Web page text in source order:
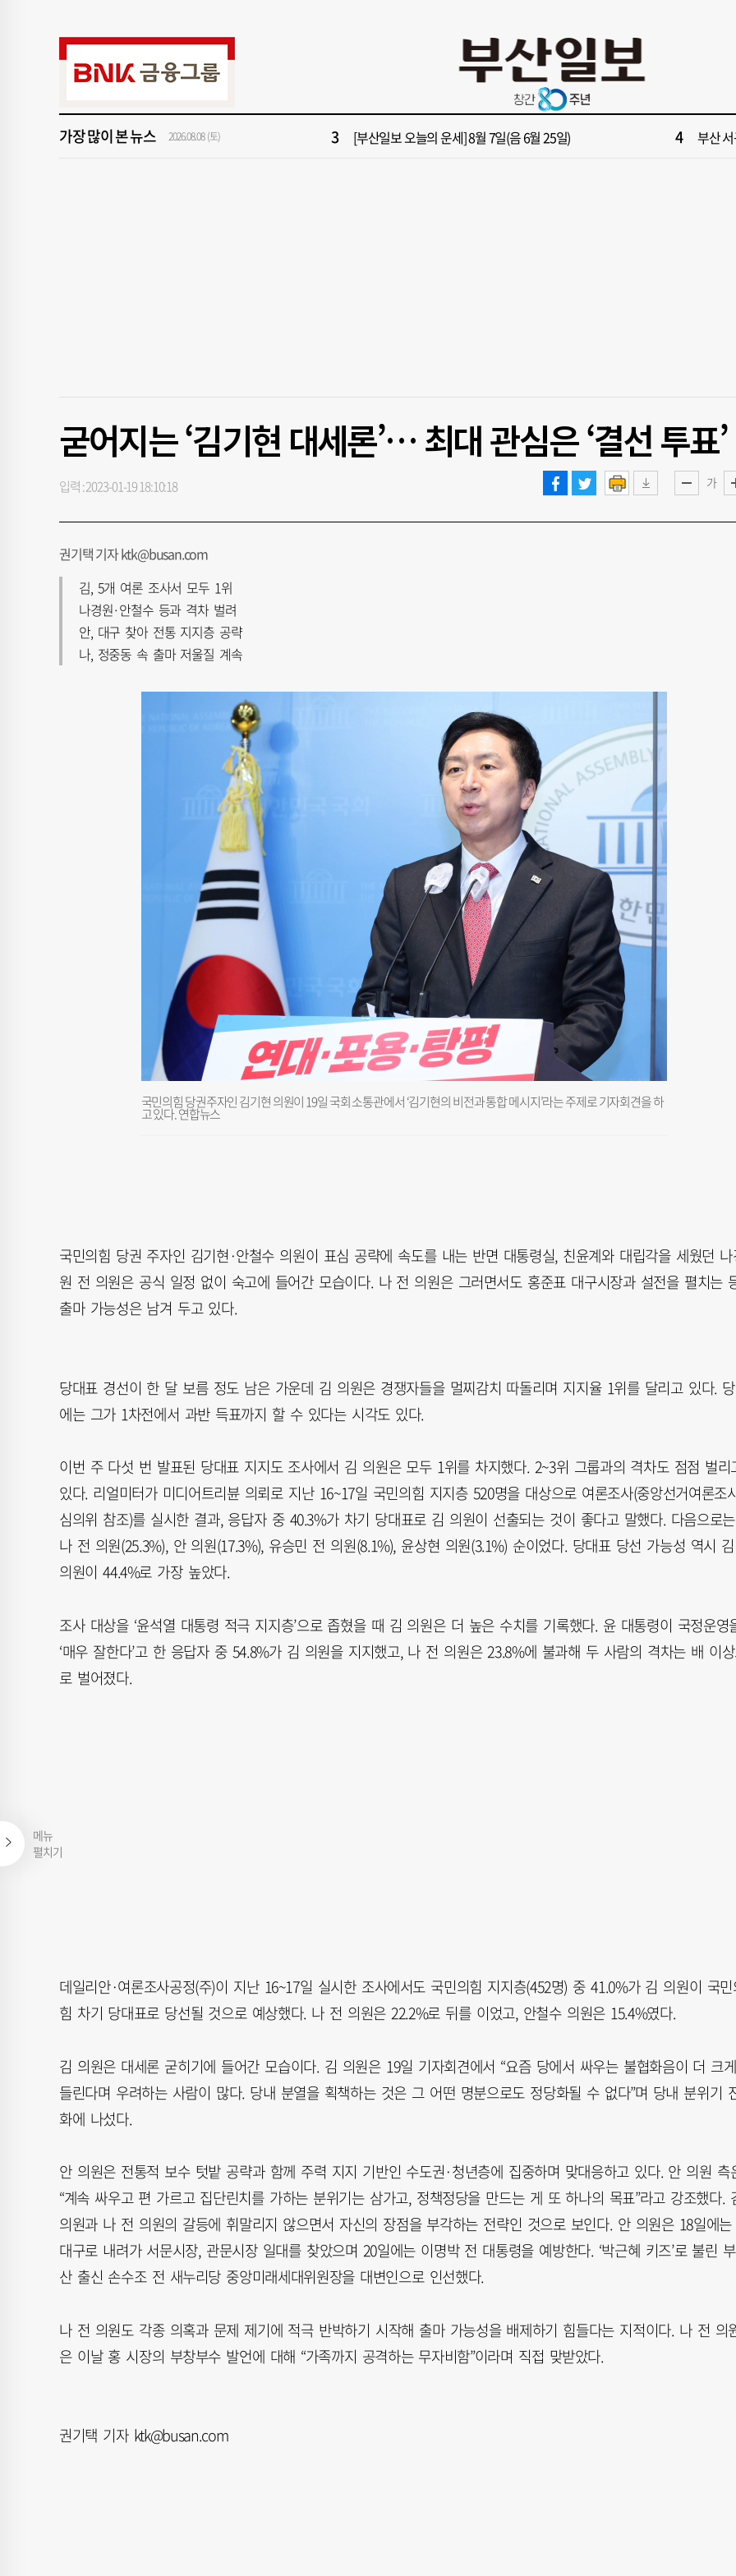
메뉴
펼치기
가장 많이 본 뉴스 2026.08.08 (토)
창원 파크골프장 일찍 개장했더니 새벽부터 ‘문전성시’ 해수
[부산일보 오늘의 운세] 8월 7일(음 6월 25일) 부산
5 [부산일보 오늘의 운세] 8월 6일(음 6월 24일) 6 반가
굳어지는 ‘김기현 대세론’… 최대 관심은 ‘결선 투표’
가
입력 : 2023-01-19 18:10:18
권기택 기자 ktk@busan.com
김, 5개 여론 조사서 모두 1위
나경원·안철수 등과 격차 벌려
안, 대구 찾아 전통 지지층 공략
나, 정중동 속 출마 저울질 계속
국민의힘 당권주자인 김기현 의원이 19일 국회 소통관에서 ‘김기현의 비전과 통합 메시지’라는 주제로 기자회견을 하
고 있다. 연합뉴스
국민의힘 당권 주자인 김기현·안철수 의원이 표심 공략에 속도를 내는 반면 대통령실, 친윤계와 대립각을 세웠던 나
원 전 의원은 공식 일정 없이 숙고에 들어간 모습이다. 나 전 의원은 그러면서도 홍준표 대구시장과 설전을 펼치는
출마 가능성은 남겨 두고 있다.
당대표 경선이 한 달 보름 정도 남은 가운데 김 의원은 경쟁자들을 멀찌감치 따돌리며 지지율 1위를 달리고 있다.
에는 그가 1차전에서 과반 득표까지 할 수 있다는 시각도 있다.
이번 주 다섯 번 발표된 당대표 지지도 조사에서 김 의원은 모두 1위를 차지했다. 2~3위 그룹과의 격차도 점점 벌리
있다. 리얼미터가 미디어트리뷴 의뢰로 지난 16~17일 국민의힘 지지층 520명을 대상으로 여론조사(중앙선거여론조
심의위 참조)를 실시한 결과, 응답자 중 40.3%가 차기 당대표로 김 의원이 선출되는 것이 좋다고 말했다. 다음으로는
나 전 의원(25.3%), 안 의원(17.3%), 유승민 전 의원(8.1%), 윤상현 의원(3.1%) 순이었다. 당대표 당선 가능성 역시 김
의원이 44.4%로 가장 높았다.
조사 대상을 ‘윤석열 대통령 적극 지지층’으로 좁혔을 때 김 의원은 더 높은 수치를 기록했다. 윤 대통령이 국정운영
‘매우 잘한다’고 한 응답자 중 54.8%가 김 의원을 지지했고, 나 전 의원은 23.8%에 불과해 두 사람의 격차는 배 이
로 벌어졌다.
데일리안·여론조사공정(주)이 지난 16~17일 실시한 조사에서도 국민의힘 지지층(452명) 중 41.0%가 김 의원이 국민
힘 차기 당대표로 당선될 것으로 예상했다. 나 전 의원은 22.2%로 뒤를 이었고, 안철수 의원은 15.4%였다.
김 의원은 대세론 굳히기에 들어간 모습이다. 김 의원은 19일 기자회견에서 “요즘 당에서 싸우는 불협화음이 더 크게
들린다며 우려하는 사람이 많다. 당내 분열을 획책하는 것은 그 어떤 명분으로도 정당화될 수 없다”며 당내 분위기
화에 나섰다.
안 의원은 전통적 보수 텃밭 공략과 함께 주력 지지 기반인 수도권·청년층에 집중하며 맞대응하고 있다. 안 의원 측
“계속 싸우고 편 가르고 집단린치를 가하는 분위기는 삼가고, 정책정당을 만드는 게 또 하나의 목표”라고 강조했다.
의원과 나 전 의원의 갈등에 휘말리지 않으면서 자신의 장점을 부각하는 전략인 것으로 보인다. 안 의원은 18일에는
대구로 내려가 서문시장, 관문시장 일대를 찾았으며 20일에는 이명박 전 대통령을 예방한다. ‘박근혜 키즈’로 불린 부
산 출신 손수조 전 새누리당 중앙미래세대위원장을 대변인으로 인선했다.
나 전 의원도 각종 의혹과 문제 제기에 적극 반박하기 시작해 출마 가능성을 배제하기 힘들다는 지적이다. 나 전 의
은 이날 홍 시장의 부창부수 발언에 대해 “가족까지 공격하는 무자비함”이라며 직접 맞받았다.
권기택 기자 ktk@busan.com